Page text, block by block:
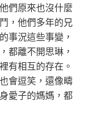
們原來也沒什麼
，他們多年的兄
事況這些事變，
都離不開思琳，
有相互的存在。
會逗笑，還像疇
愛子的媽媽，都